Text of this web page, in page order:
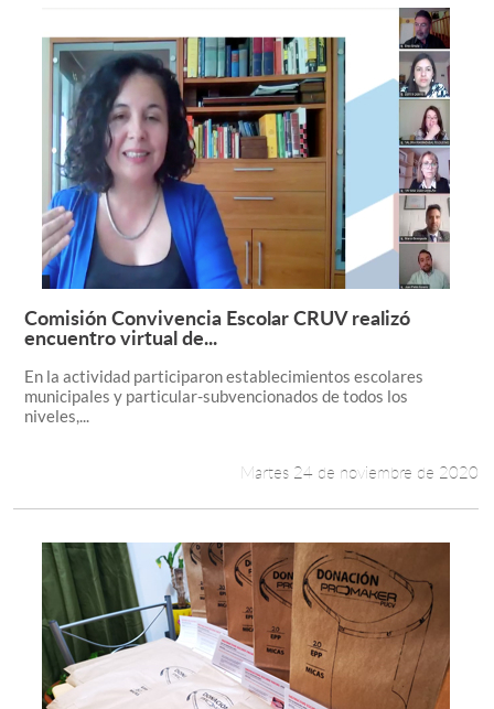
Leer más +
Comisión Convivencia Escolar CRUV realizó
encuentro virtual de...
En la actividad participaron establecimientos escolares
municipales y particular-subvencionados de todos los
niveles,...
Martes 24 de noviembre de 2020